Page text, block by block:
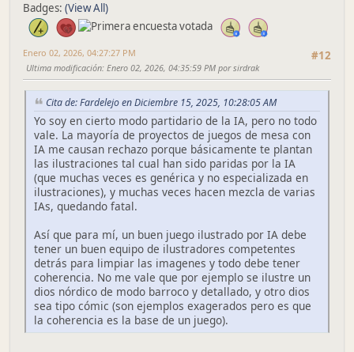
Badges: (View All)
#12
Enero 02, 2026, 04:27:27 PM
Ultima modificación: Enero 02, 2026, 04:35:59 PM por sirdrak
Cita de: Fardelejo en Diciembre 15, 2025, 10:28:05 AM
Yo soy en cierto modo partidario de la IA, pero no todo
vale. La mayoría de proyectos de juegos de mesa con
IA me causan rechazo porque básicamente te plantan
las ilustraciones tal cual han sido paridas por la IA
(que muchas veces es genérica y no especializada en
ilustraciones), y muchas veces hacen mezcla de varias
IAs, quedando fatal.
Así que para mí, un buen juego ilustrado por IA debe
tener un buen equipo de ilustradores competentes
detrás para limpiar las imagenes y todo debe tener
coherencia. No me vale que por ejemplo se ilustre un
dios nórdico de modo barroco y detallado, y otro dios
sea tipo cómic (son ejemplos exagerados pero es que
la coherencia es la base de un juego).